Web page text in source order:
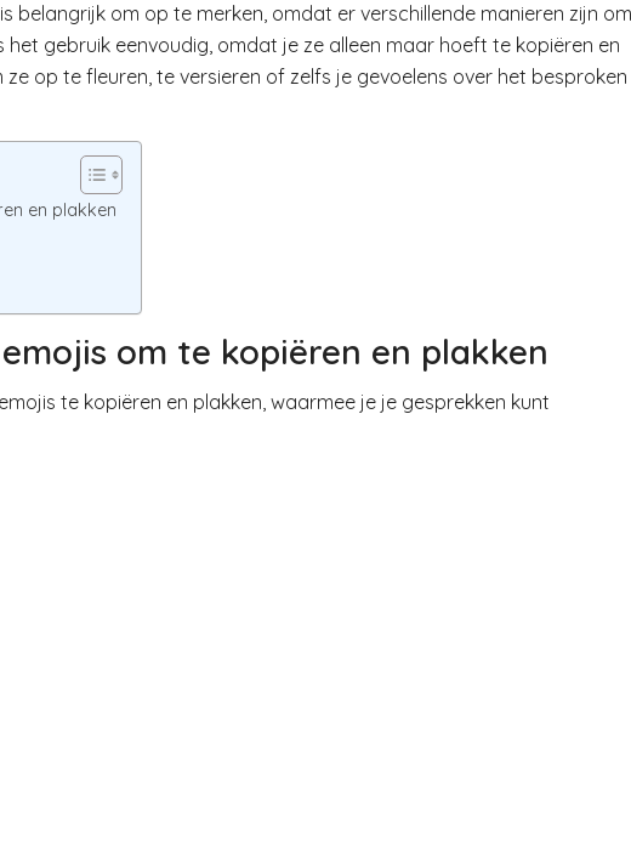
om op te merken, omdat er verschillende manieren zijn om
het gebruik eenvoudig, omdat je ze alleen maar hoeft te kopiëren en
op te fleuren, te versieren of zelfs je gevoelens over het besproken
en plakken
om te kopiëren en plakken
te kopiëren en plakken, waarmee je je gesprekken kunt